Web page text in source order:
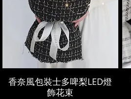
香奈風包裝士多啤梨LED燈
飾花束